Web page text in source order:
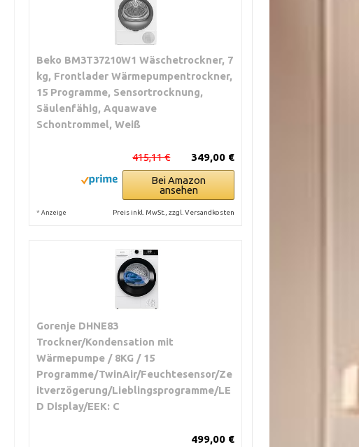
Beko BM3T37210W1 Wäschetrockner, 7
kg, Frontlader Wärmepumpentrockner,
15 Programme, Sensortrocknung,
Säulenfähig, Aquawave
Schontrommel, Weiß
349,00 €
415,11 €
Bei Amazon
ansehen
* Anzeige Preis inkl. MwSt., zzgl. Versandkosten
Gorenje DHNE83
Trockner/Kondensation mit
Wärmepumpe / 8KG / 15
Programme/TwinAir/Feuchtesensor/Ze
itverzögerung/Lieblingsprogramme/LE
D Display/EEK: C
499,00 €